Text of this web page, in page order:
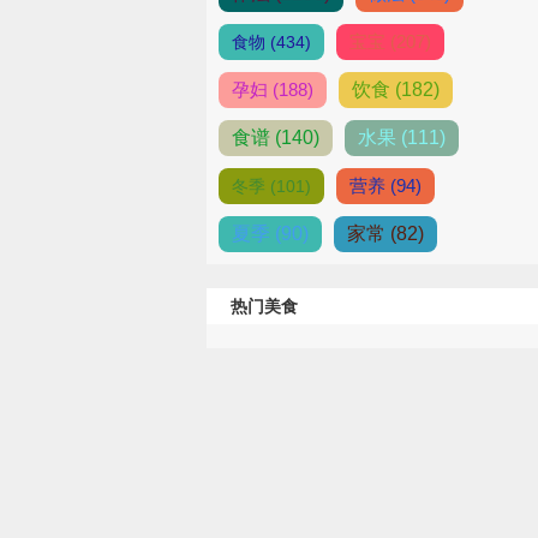
食物 (434) 宝宝 (207)
孕妇 (188) 饮食 (182)
食谱 (140) 水果 (111)
冬季 (101) 营养 (94)
夏季 (90) 家常 (82)
热门美食